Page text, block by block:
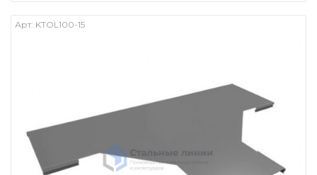
Арт: KTOL100-15